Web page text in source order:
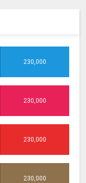
230,000
230,000
230,000
230,000